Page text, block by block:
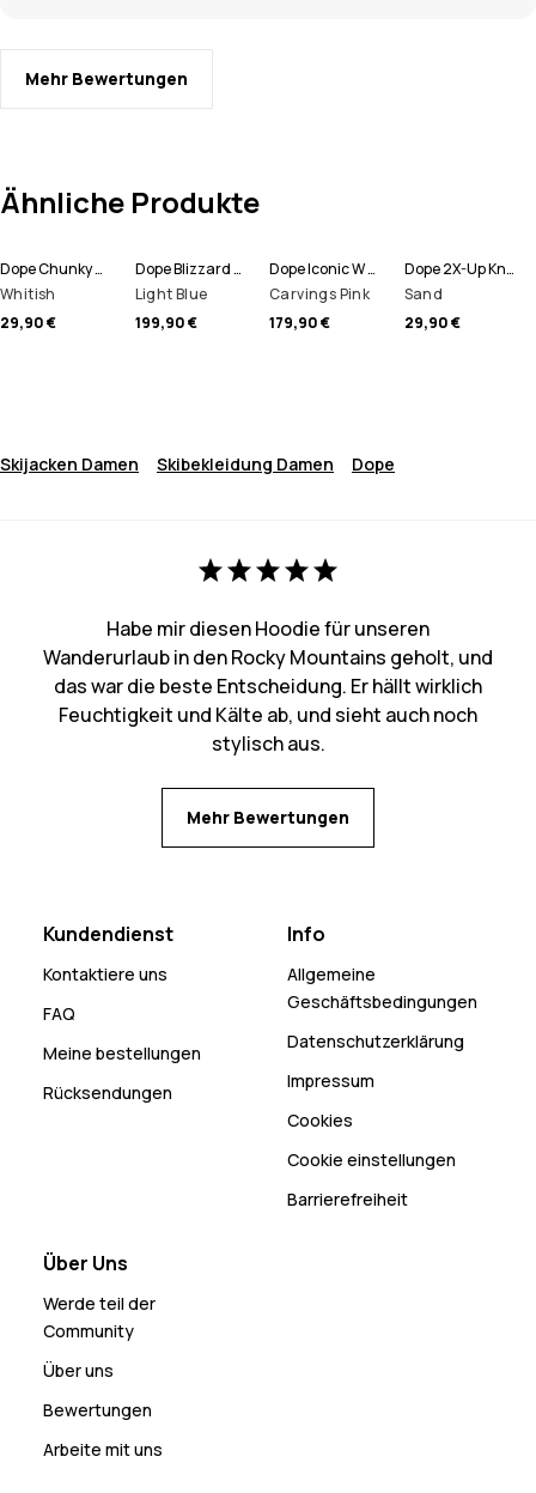
Mehr Bewertungen
Ähnliche Produkte
Dope Chunky Mütze
Whitish
29,90 €
Dope Blizzard W Full Zip Snowboardjacke Damen
Light Blue
199,90 €
Dope Iconic W Snowboardhose Damen
Carvings Pink
179,90 €
Dope 2X-Up Knitted Schlauchtuch
Sand
29,90 €
Skijacken Damen Skibekleidung Damen Dope
Habe mir diesen Hoodie für unseren
Wanderurlaub in den Rocky Mountains geholt, und
das war die beste Entscheidung. Er hällt wirklich
Feuchtigkeit und Kälte ab, und sieht auch noch
stylisch aus.
Mehr Bewertungen
Kundendienst
Kontaktiere uns
FAQ
Meine bestellungen
Rücksendungen
Info
Allgemeine
Geschäftsbedingungen
Datenschutzerklärung
Impressum
Cookies
Cookie einstellungen
Barrierefreiheit
Über Uns
Werde teil der
Community
Über uns
Bewertungen
Arbeite mit uns